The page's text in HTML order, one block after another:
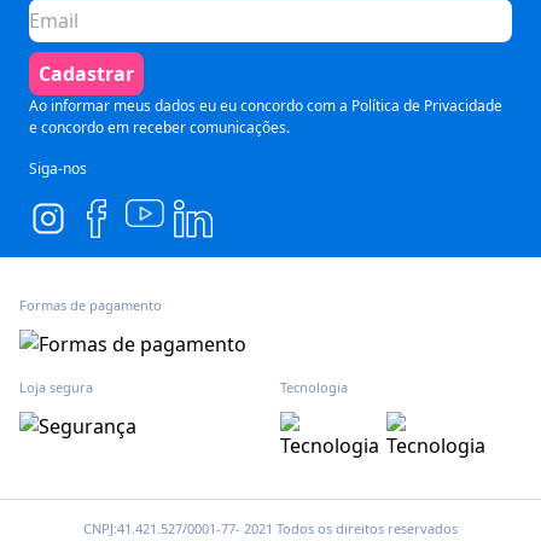
Preparatórios
Comunicação
Pós Graduação
Política de Cancelamento
Termos de Uso
Segurança e Privacidade
Seja um parceiro
Blog
Cadastrar
Ao informar meus dados eu eu concordo com a Política de Privacidade
e concordo em receber comunicações.
Siga-nos
Formas de pagamento
Loja segura Tecnologia
CNPJ:41.421.527/0001-77- 2021 Todos os direitos reservados